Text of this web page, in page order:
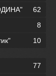
62
8
10
77